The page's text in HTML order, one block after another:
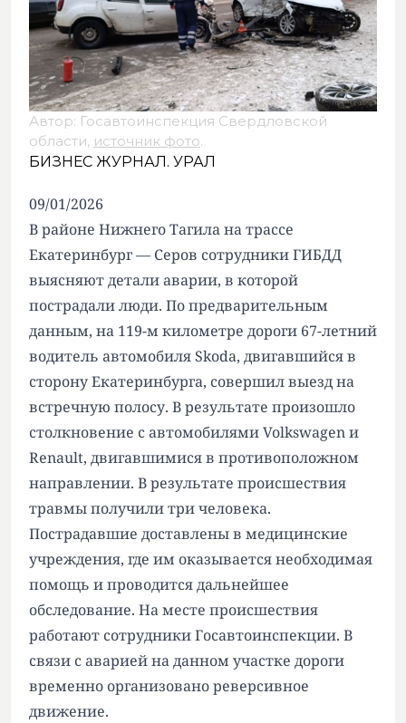
Автор: Госавтоинспекция Свердловской
области, источник фото.
БИЗНЕС ЖУРНАЛ. УРАЛ
09/01/2026
В районе Нижнего Тагила на трассе
Екатеринбург — Серов сотрудники ГИБДД
выясняют детали аварии, в которой
пострадали люди. По предварительным
данным, на 119-м километре дороги 67-летний
водитель автомобиля Skoda, двигавшийся в
сторону Екатеринбурга, совершил выезд на
встречную полосу. В результате произошло
столкновение с автомобилями Volkswagen и
Renault, двигавшимися в противоположном
направлении. В результате происшествия
травмы получили три человека.
Пострадавшие доставлены в медицинские
учреждения, где им оказывается необходимая
помощь и проводится дальнейшее
обследование. На месте происшествия
работают сотрудники Госавтоинспекции. В
связи с аварией на данном участке дороги
временно организовано реверсивное
движение.